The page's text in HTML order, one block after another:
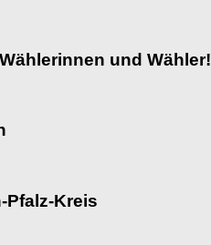
und Wähler!
Pfalz-Kreis